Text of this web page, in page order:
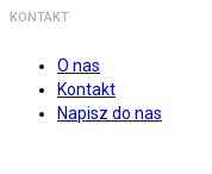
KONTAKT
O nas
Kontakt
Napisz do nas